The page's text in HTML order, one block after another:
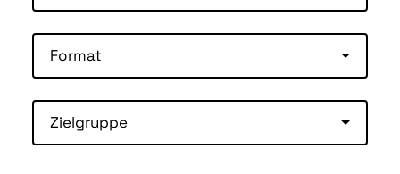
Format
Zielgruppe